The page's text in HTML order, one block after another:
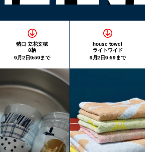
猪口 立花文穂
8柄
9月2日9:59まで
house towel
ライトワイド
9月2日9:59まで